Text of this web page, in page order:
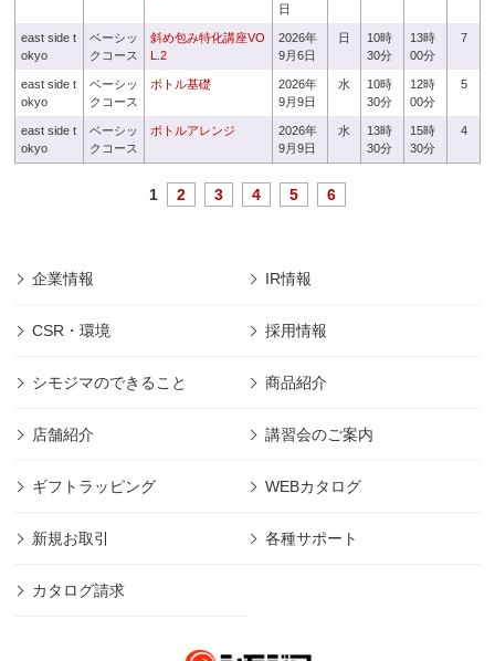
日
east side t
okyo
ベーシッ
クコース
斜め包み特化講座VO
L.2
2026年
9月6日
日
10時
30分
13時
00分
7
east side t
okyo
ベーシッ
クコース
ボトル基礎
2026年
9月9日
水
10時
30分
12時
00分
5
east side t
okyo
ベーシッ
クコース
ボトルアレンジ
2026年
9月9日
水
13時
30分
15時
30分
4
1 2 3 4 5 6
企業情報 IR情報
CSR・環境 採用情報
シモジマのできること 商品紹介
店舗紹介 講習会のご案内
ギフトラッピング WEBカタログ
新規お取引 各種サポート
カタログ請求